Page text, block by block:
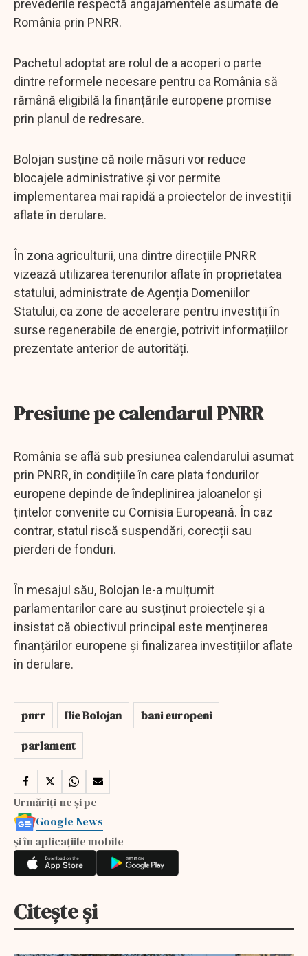
prevederile respectă angajamentele asumate de
România prin PNRR.
Pachetul adoptat are rolul de a acoperi o parte
dintre reformele necesare pentru ca România să
rămână eligibilă la finanțările europene promise
prin planul de redresare.
Bolojan susține că noile măsuri vor reduce
blocajele administrative și vor permite
implementarea mai rapidă a proiectelor de investiții
aflate în derulare.
În zona agriculturii, una dintre direcțiile PNRR
vizează utilizarea terenurilor aflate în proprietatea
statului, administrate de Agenția Domeniilor
Statului, ca zone de accelerare pentru investiții în
surse regenerabile de energie, potrivit informațiilor
prezentate anterior de autorități.
Presiune pe calendarul PNRR
România se află sub presiunea calendarului asumat
prin PNRR, în condițiile în care plata fondurilor
europene depinde de îndeplinirea jaloanelor și
țintelor convenite cu Comisia Europeană. În caz
contrar, statul riscă suspendări, corecții sau
pierderi de fonduri.
În mesajul său, Bolojan le-a mulțumit
parlamentarilor care au susținut proiectele și a
insistat că obiectivul principal este menținerea
finanțărilor europene și finalizarea investițiilor aflate
în derulare.
pnrr Ilie Bolojan
bani europeni
parlament
Urmăriți-ne și pe
Google News
și în aplicațiile mobile
Citește și